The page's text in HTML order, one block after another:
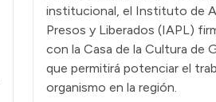
institucional, el Instituto de
Presos y Liberados (IAPL)
con la Casa de la Cultura de
que permitirá potenciar el
organismo en la región.